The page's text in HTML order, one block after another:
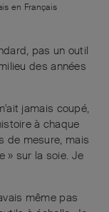
en Français
pas un outil
des années
jamais coupé,
à chaque
de mesure, mais
» sur la soie. Je
même pas